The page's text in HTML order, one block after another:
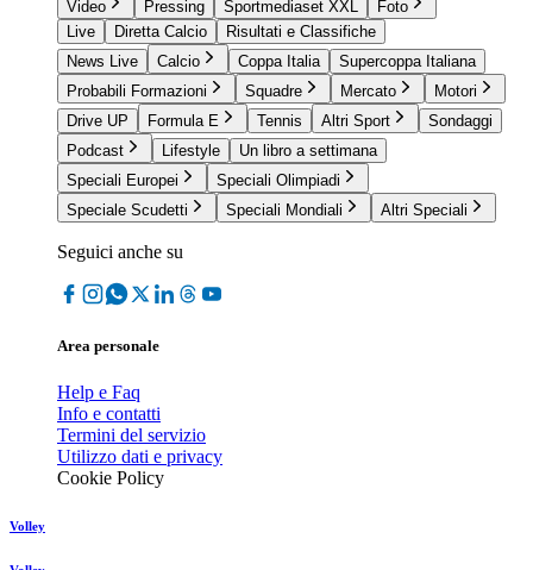
Video Pressing Sportmediaset XXL
Foto
Live
Diretta Calcio
Risultati e Classifiche
News Live
Calcio Coppa Italia
Supercoppa Italiana
Probabili Formazioni
Squadre Mercato
Motori
Drive UP
Formula E Tennis Altri Sport
Sondaggi
Podcast
Lifestyle
Un libro a settimana
Speciali Europei
Speciali Olimpiadi
Speciale Scudetti
Speciali Mondiali Altri Speciali
Seguici anche su
Area personale
Help e Faq
Info e contatti
Termini del servizio
Utilizzo dati e privacy
Cookie Policy
Volley